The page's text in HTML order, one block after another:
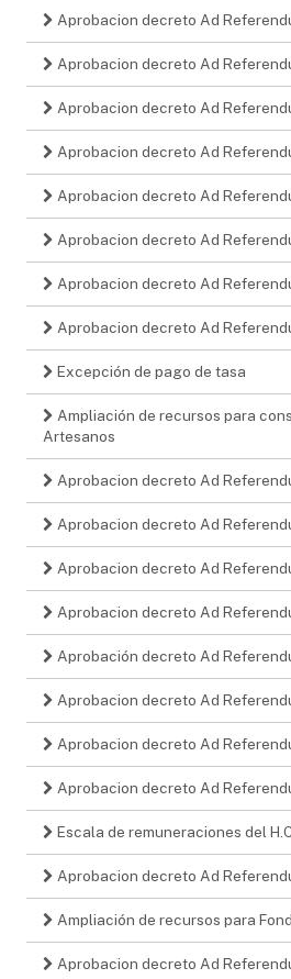
Aprobacion decreto Ad
Aprobacion decreto Ad
Aprobacion decreto Ad
Aprobacion decreto Ad
Aprobacion decreto Ad
Aprobacion decreto Ad
Aprobacion decreto Ad
Aprobacion decreto Ad
Excepción de pago de tasa
Ampliación de recursos para
Artesanos
Aprobacion decreto Ad
Aprobacion decreto Ad
Aprobacion decreto Ad
Aprobacion decreto Ad
Aprobación decreto Ad
Aprobacion decreto Ad
Aprobacion decreto Ad
Aprobacion decreto Ad
Escala de remuneraciones del
Aprobacion decreto Ad
Ampliación de recursos para
Aprobacion decreto Ad